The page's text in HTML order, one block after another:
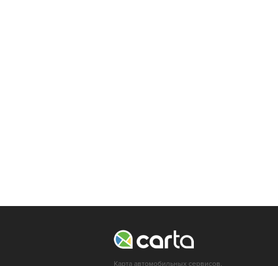
Карта автомобильных сервисов,